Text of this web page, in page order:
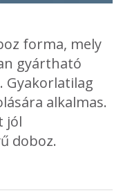
forma, mely
gyártható
Gyakorlatilag
alkalmas.
jól
doboz.
dupla anyagból
súlyosabb termék
Leérhet egészen a
készülnek, így